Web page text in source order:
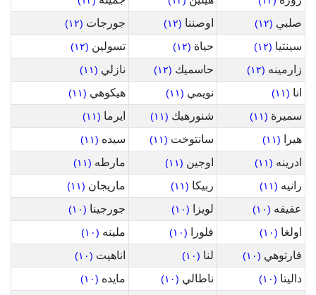
صلبي (١٢) اوصننا (١٢) جورجات (١٢)
سينتيا (١٢) حياة (١٢) تسولين (١٢)
زارمينه (١٢) حاسميك (١٢) نازلي (١١)
انا (١١) نويمي (١١) هيكوهي (١١)
سميرة (١١) شنورهيك (١١) ايرما (١١)
هيرا (١١) سانتوخت (١١) سيده (١١)
ادرينه (١١) اوجين (١١) مارطه (١١)
رانيه (١١) ربيكا (١١) ماريجان (١١)
عفيفه (١٠) لويزا (١٠) جورجينا (١٠)
اولغا (١٠) فلورا (١٠) ملينه (١٠)
فارتوهي (١٠) لنا (١٠) اناهيت (١٠)
داليتا (١٠) ناطالي (١٠) مايده (١٠)